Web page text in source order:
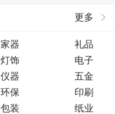
更多
家器
礼品
灯饰
电子
仪器
五金
环保
印刷
包装
纸业